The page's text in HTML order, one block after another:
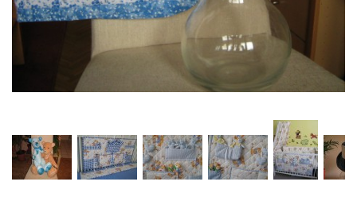
jk-laguna@seznam.cz